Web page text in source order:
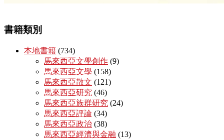
書籍類別
本地書籍 (734)
馬來西亞文學創作 (9)
馬來西亞文學 (158)
馬來西亞散文 (121)
馬來西亞研究 (46)
馬來西亞族群研究 (24)
馬來西亞評論 (34)
馬來西亞政治 (38)
馬來西亞經濟與金融 (13)